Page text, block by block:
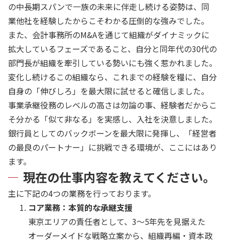
の中長期スパンで一族の未来に伴走し続ける姿勢は、同
業他社を経験したからこそわかる圧倒的な強みでした。
また、会計事務所のM&Aを通じて組織がダイナミックに
拡大しているフェーズであること、自分と同年代の30代の
部門長が組織を牽引している勢いにも強く惹かれました。
変化し続けるこの組織なら、これまでの経験を糧に、自分
自身の「伸びしろ」を最大限に試せると確信しました。
事業承継役務のレベルの高さは勿論の事、経験者だからこ
そ分かる「似て非なる」を実感し、入社を決意しました。
銀行員としてのバックボーンを最大限に発揮し、「経営者
の最良のパートナー」に挑戦できる環境が、ここにはあり
ます。
現在の仕事内容を教えてください。
主に下記の4つの業務を行っております。
コア業務：本質的な承継支援
東京エリアの責任者として、3〜5年先を見据えた
オーダーメイドな戦略立案から、組織再編・資本政